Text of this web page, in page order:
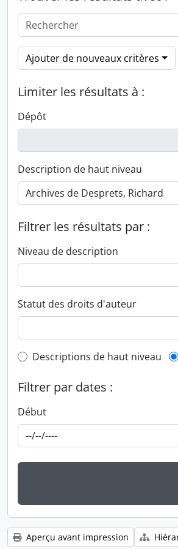
Ajouter de nouveaux critères
Limiter les résultats à :
Dépôt
Description de haut niveau
Filtrer les résultats par :
Niveau de description
Statut des droits d'auteur
Top-level description
Descriptions de haut niveau
Filtrer par dates :
Début
Aperçu avant impression